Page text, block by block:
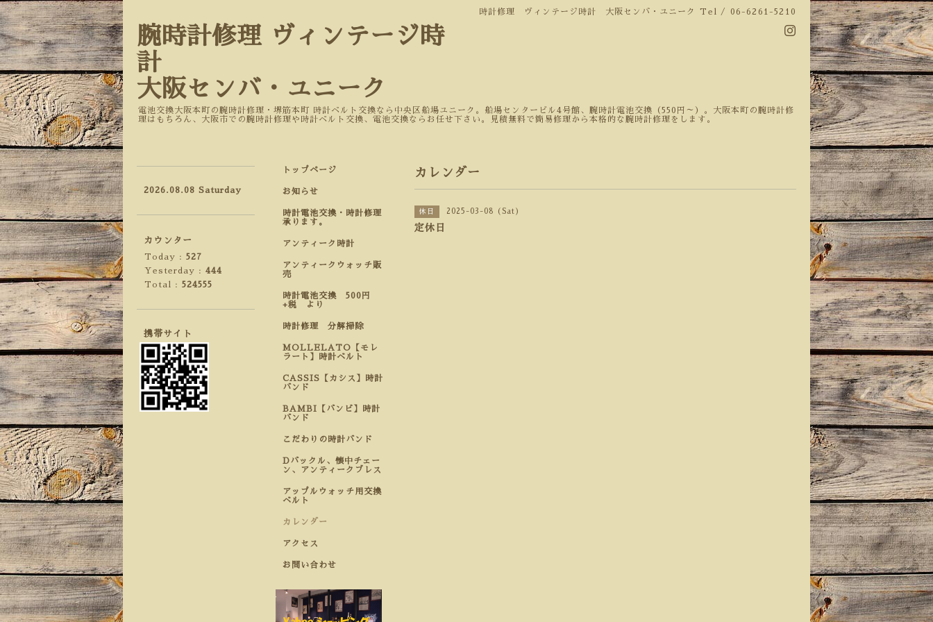
時計修理 ヴィンテージ時計 大阪センバ・ユニーク Tel / 06-6261-5210
腕時計修理 ヴィンテージ時
計
大阪センバ・ユニーク
電池交換大阪本町の腕時計修理・堺筋本町 時計ベルト交換なら中央区船場ユニーク。船場センタービル4号館、腕時計電池交換（550円～）。大阪本町の腕時計修
理はもちろん、大阪市での腕時計修理や時計ベルト交換、電池交換ならお任せ下さい。見積無料で簡易修理から本格的な腕時計修理をします。
カレンダー
休日 2025-03-08 (Sat)
定休日
トップページ
お知らせ
時計電池交換・時計修理
承ります。
アンティーク時計
アンティークウォッチ販
売
時計電池交換 500円
+税 より
時計修理 分解掃除
MOLLELATO【モレ
ラート】時計ベルト
CASSIS【カシス】時計
バンド
BAMBI【バンビ】時計
バンド
こだわりの時計バンド
Dバックル、懐中チェー
ン、アンティークブレス
アップルウォッチ用交換
ベルト
カレンダー
アクセス
お問い合わせ
2026.08.08 Saturday
カウンター
Today : 527
Yesterday : 444
Total : 524555
携帯サイト